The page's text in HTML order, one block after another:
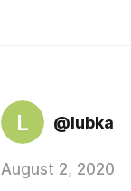
L @lubka
August 2, 2020